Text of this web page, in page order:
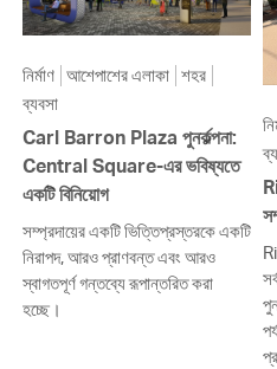
নির্মাণ আশেপাশের এলাকা শহর
ব্যবসা
Carl Barron Plaza পুনর্কল্পনা:
Central Square-এর ভবিষ্যতে
একটি বিনিয়োগ
সম্প্রদায়ের একটি ভিত্তিপ্রস্তরকে একটি
নিরাপদ, আরও প্রাণবন্ত এবং আরও
স্বাগতপূর্ণ গন্তব্যে রূপান্তরিত করা
হচ্ছে।